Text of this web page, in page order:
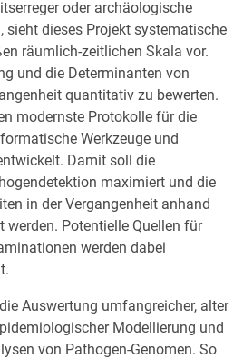
oder archäologische
sieht dieses Projekt systematische
räumlich-zeitlichen Skala vor.
und die Determinanten von
quantitativ zu bewerten.
modernste Protokolle für die
Werkzeuge und
Damit soll die
maximiert und die
in der Vergangenheit anhand
werden. Potentielle Quellen für
werden dabei
Auswertung umfangreicher, alter
Modellierung und
von Pathogen-Genomen. So